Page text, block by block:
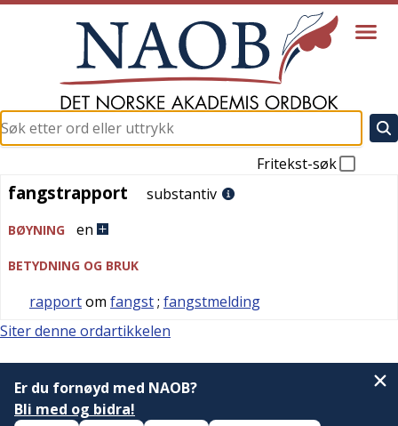
Fritekst-søk
fangstrapport
fangstrapport substantiv
BØYNING en
BETYDNING OG BRUK
rapportom fangst; fangstmelding
Siter denne ordartikkelen
Er du fornøyd med NAOB?
Bli med og bidra!